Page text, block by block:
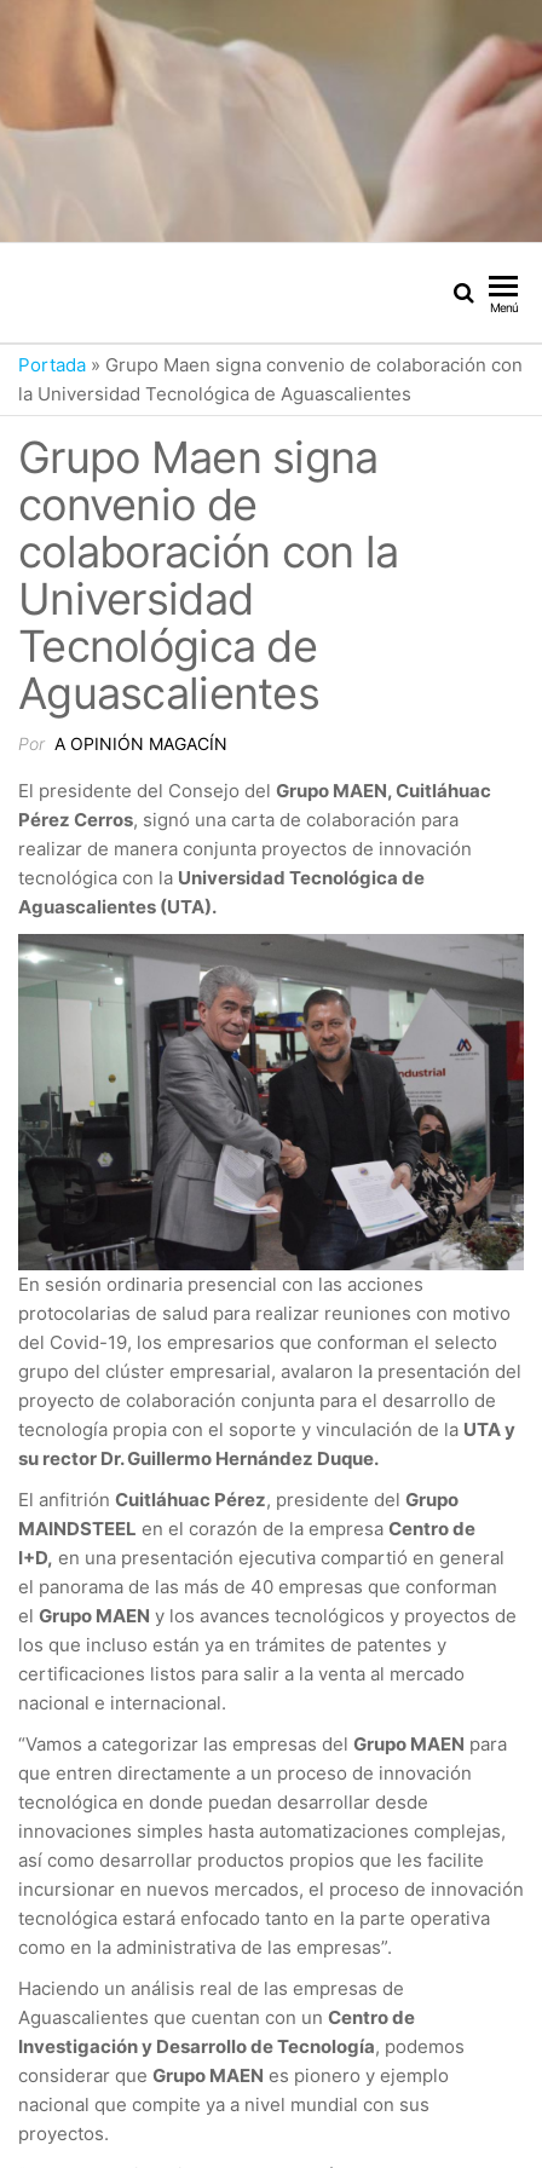
Menú
Portada » Grupo Maen signa convenio de colaboración con
la Universidad Tecnológica de Aguascalientes
Grupo Maen signa
convenio de
colaboración con la
Universidad
Tecnológica de
Aguascalientes
Por A OPINIÓN MAGACÍN
El presidente del Consejo del Grupo MAEN, Cuitláhuac
Pérez Cerros, signó una carta de colaboración para
realizar de manera conjunta proyectos de innovación
tecnológica con la Universidad Tecnológica de
Aguascalientes (UTA).
En sesión ordinaria presencial con las acciones
protocolarias de salud para realizar reuniones con motivo
del Covid-19, los empresarios que conforman el selecto
grupo del clúster empresarial, avalaron la presentación del
proyecto de colaboración conjunta para el desarrollo de
tecnología propia con el soporte y vinculación de la UTA y
su rector Dr. Guillermo Hernández Duque.
El anfitrión Cuitláhuac Pérez, presidente del Grupo
MAINDSTEEL en el corazón de la empresa Centro de
I+D, en una presentación ejecutiva compartió en general
el panorama de las más de 40 empresas que conforman
el Grupo MAEN y los avances tecnológicos y proyectos de
los que incluso están ya en trámites de patentes y
certificaciones listos para salir a la venta al mercado
nacional e internacional.
“Vamos a categorizar las empresas del Grupo MAEN para
que entren directamente a un proceso de innovación
tecnológica en donde puedan desarrollar desde
innovaciones simples hasta automatizaciones complejas,
así como desarrollar productos propios que les facilite
incursionar en nuevos mercados, el proceso de innovación
tecnológica estará enfocado tanto en la parte operativa
como en la administrativa de las empresas”.
Haciendo un análisis real de las empresas de
Aguascalientes que cuentan con un Centro de
Investigación y Desarrollo de Tecnología, podemos
considerar que Grupo MAEN es pionero y ejemplo
nacional que compite ya a nivel mundial con sus
proyectos.